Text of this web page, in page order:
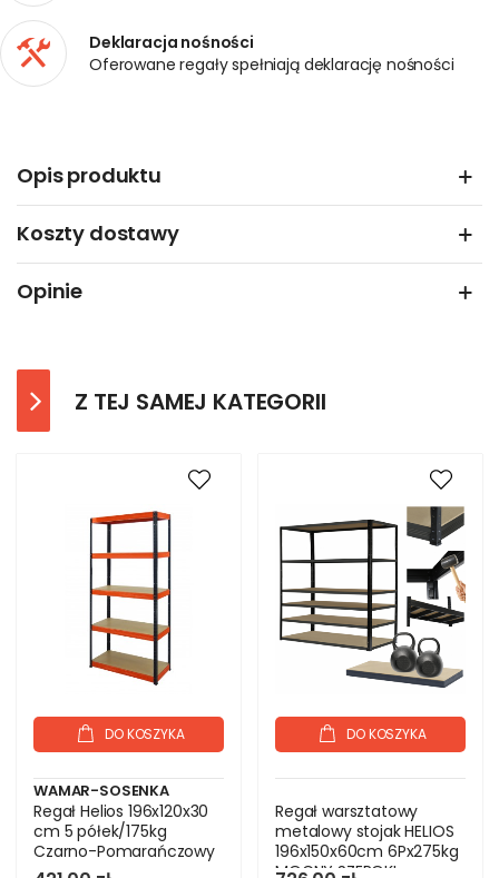
Deklaracja nośności
Oferowane regały spełniają deklarację nośności
Opis produktu
Koszty dostawy
Opinie
Z TEJ SAMEJ KATEGORII
DO KOSZYKA
WAMAR-SOSENKA
Regał Helios 196x120x30
cm 5 półek/175kg
Czarno-Pomarańczowy
DO KOSZYKA
Regał warsztatowy
metalowy stojak HELIOS
196x150x60cm 6Px275kg
MOCNY SZEROKI